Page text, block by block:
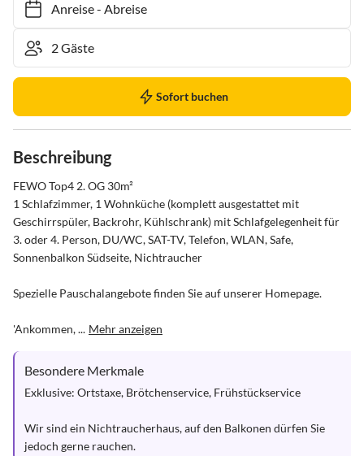
Anreise- Abreise
Sofort buchen
Beschreibung
FEWO Top4 2. OG 30m²
1 Schlafzimmer, 1 Wohnküche (komplett ausgestattet mit
Geschirrspüler, Backrohr, Kühlschrank) mit Schlafgelegenheit für
3. oder 4. Person, DU/WC, SAT-TV, Telefon, WLAN, Safe,
Sonnenbalkon Südseite, Nichtraucher
Spezielle Pauschalangebote finden Sie auf unserer Homepage.
'Ankommen, ... Mehr anzeigen
Besondere Merkmale
Exklusive: Ortstaxe, Brötchenservice, Frühstückservice
Wir sind ein Nichtraucherhaus, auf den Balkonen dürfen Sie
jedoch gerne rauchen.